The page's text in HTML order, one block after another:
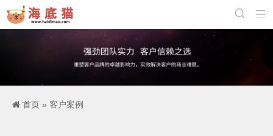


首页 » 客户案例